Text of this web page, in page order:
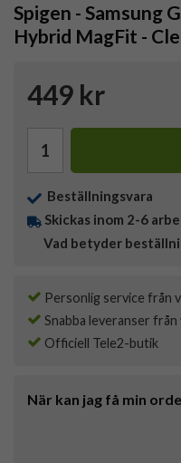
Spigen - Samsung
Hybrid MagFit -
449 kr
Beställningsvara
Skickas inom 2-6
Vad betyder
Personlig service från
Snabba leveranser
Officiell Tele2-butik
När kan jag få min